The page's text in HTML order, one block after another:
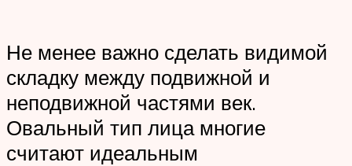
Не менее важно сделать видимой
складку между подвижной и
неподвижной частями век.
Овальный тип лица многие
считают идеальным